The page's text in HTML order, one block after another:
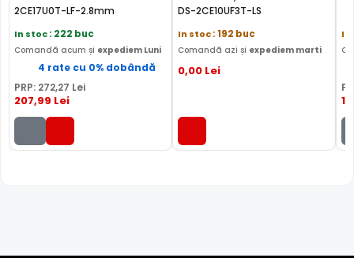
2CE17U0T-LF-2.8mm
In stoc: 222 buc
Comandă acum și expediem Luni
4 rate cu 0% dobândă
PRP: 272,27 Lei
207,99 Lei
DS-2CE10UF3T-LS
In stoc: 192 buc
Comandă azi și expediem marti
0,00 Lei
In